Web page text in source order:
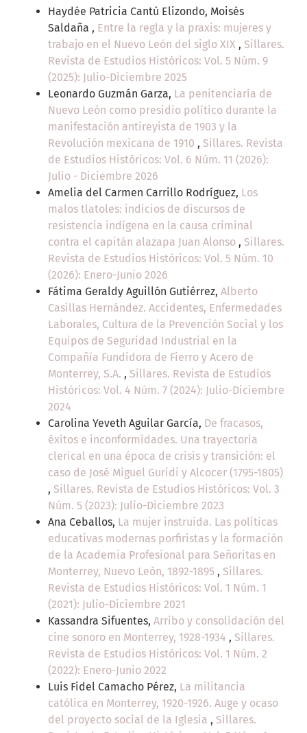
Haydée Patricia Cantú Elizondo, Moisés
Saldaña , Entre la regla y la praxis: mujeres y
trabajo en el Nuevo León del siglo XIX , Sillares.
Revista de Estudios Históricos: Vol. 5 Núm. 9
(2025): Julio-Diciembre 2025
Leonardo Guzmán Garza, La penitenciaría de
Nuevo León como presidio político durante la
manifestación antireyista de 1903 y la
Revolución mexicana de 1910 , Sillares. Revista
de Estudios Históricos: Vol. 6 Núm. 11 (2026):
Julio - Diciembre 2026
Amelia del Carmen Carrillo Rodríguez, Los
malos tlatoles: indicios de discursos de
resistencia indígena en la causa criminal
contra el capitán alazapa Juan Alonso , Sillares.
Revista de Estudios Históricos: Vol. 5 Núm. 10
(2026): Enero-Junio 2026
Fátima Geraldy Aguillón Gutiérrez, Alberto
Casillas Hernández. Accidentes, Enfermedades
Laborales, Cultura de la Prevención Social y los
Equipos de Seguridad Industrial en la
Compañía Fundidora de Fierro y Acero de
Monterrey, S.A. , Sillares. Revista de Estudios
Históricos: Vol. 4 Núm. 7 (2024): Julio-Diciembre
2024
Carolina Yeveth Aguilar García, De fracasos,
éxitos e inconformidades. Una trayectoria
clerical en una época de crisis y transición: el
caso de José Miguel Guridi y Alcocer (1795-1805)
, Sillares. Revista de Estudios Históricos: Vol. 3
Núm. 5 (2023): Julio-Diciembre 2023
Ana Ceballos, La mujer instruida. Las políticas
educativas modernas porfiristas y la formación
de la Academia Profesional para Señoritas en
Monterrey, Nuevo León, 1892-1895 , Sillares.
Revista de Estudios Históricos: Vol. 1 Núm. 1
(2021): Julio-Diciembre 2021
Kassandra Sifuentes, Arribo y consolidación del
cine sonoro en Monterrey, 1928-1934 , Sillares.
Revista de Estudios Históricos: Vol. 1 Núm. 2
(2022): Enero-Junio 2022
Luis Fidel Camacho Pérez, La militancia
católica en Monterrey, 1920-1926. Auge y ocaso
del proyecto social de la Iglesia , Sillares.